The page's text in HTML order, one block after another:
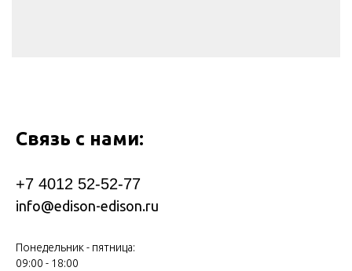
Связь с нами:
+7 4012 52-52-77
info@edison-edison.ru
Понедельник - пятница:
09:00 - 18:00